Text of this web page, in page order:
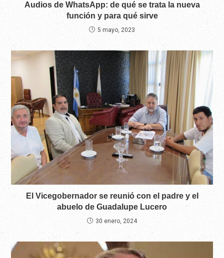
Audios de WhatsApp: de qué se trata la nueva
función y para qué sirve
5 mayo, 2023
El Vicegobernador se reunió con el padre y el
abuelo de Guadalupe Lucero
30 enero, 2024